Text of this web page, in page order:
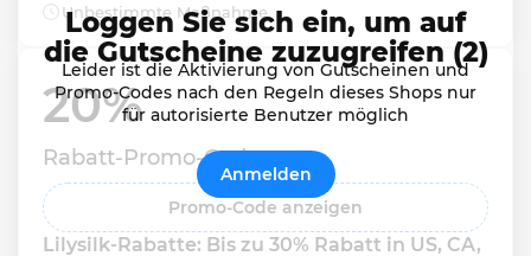
Unbestimmte Maßnahme
20%
Rabatt-Promo-Code
Promo-Code anzeigen
Lilysilk-Rabatte: Bis zu 30% Rabatt in US, CA,
Loggen Sie sich ein, um auf
die Gutscheine zuzugreifen (2)
Leider ist die Aktivierung von Gutscheinen und
Promo-Codes nach den Regeln dieses Shops nur
für autorisierte Benutzer möglich
Anmelden